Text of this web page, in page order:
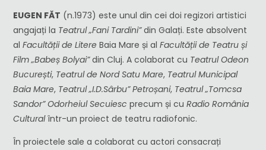
EUGEN FĂT (n.1973) este unul din cei doi regizori artistici
angajați la Teatrul „Fani Tardini”din Galați. Este absolvent
al Facultății de Litere Baia Mare și al Facultății de Teatru și
Film „Babeș Bolyai”din Cluj. A colaborat cu Teatrul Odeon
București, Teatrul de Nord Satu Mare, Teatrul Municipal
Baia Mare, Teatrul „I.D.Sârbu” Petroșani, Teatrul „Tomcsa
Sandor” Odorheiul Secuiesc precum și cu Radio România
Culturalîntr-un proiect de teatru radiofonic.
În proiectele sale a colaborat cu actori consacrați